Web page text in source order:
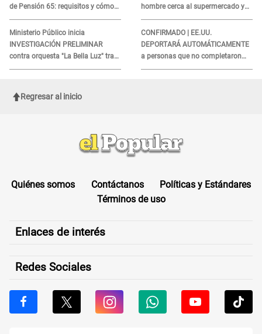
de Pensión 65: requisitos y cómo
obtener el beneficio economico
Ministerio Público inicia
INVESTIGACIÓN PRELIMINAR
contra orquesta "La Bella Luz" tras
DENUNCIA de Naldy Saldaña
hombre cerca al supermercado y
esto reveló la autopsia que le
realizaron
CONFIRMADO | EE.UU.
DEPORTARÁ AUTOMÁTICAMENTE
a personas que no completaron
este formulario clave
Regresar al inicio
Quiénes somos Contáctanos
Políticas y Estándares
Términos de uso
Enlaces de interés
Redes Sociales